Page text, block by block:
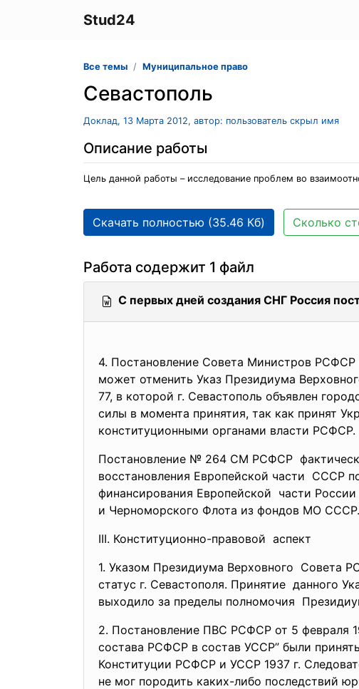
Stud24
Все темы Муниципальное право
Севастополь
Доклад, 13 Марта 2012, автор: пользователь скрыл имя
Описание работы
Цель данной работы – исследование проблем во
Скачать полностью (35.46 Кб) Сколько
Работа содержит 1 файл
С первых дней создания СНГ Россия
4. Постановление Совета Министров РСФСР
может отменить Указ Президиума
77, в которой г. Севастополь объявлен
силы в момента принятия, так как принят
конституционными органами власти РСФСР.
Постановление № 264 СМ РСФСР
восстановления Европейской части СССР
финансирования Европейской части
и Черноморского Флота из фондов МО СССР.
III. Конституционно-правовой аспект
1. Указом Президиума Верховного Совета
статус г. Севастополя. Принятие данного
выходило за пределы полномочия
2. Постановление ПВС РСФСР от 5 февраля
состава РСФСР в состав УССР” были
Конституции РСФСР и УССР 1937 г.
не мог породить каких-либо последствий